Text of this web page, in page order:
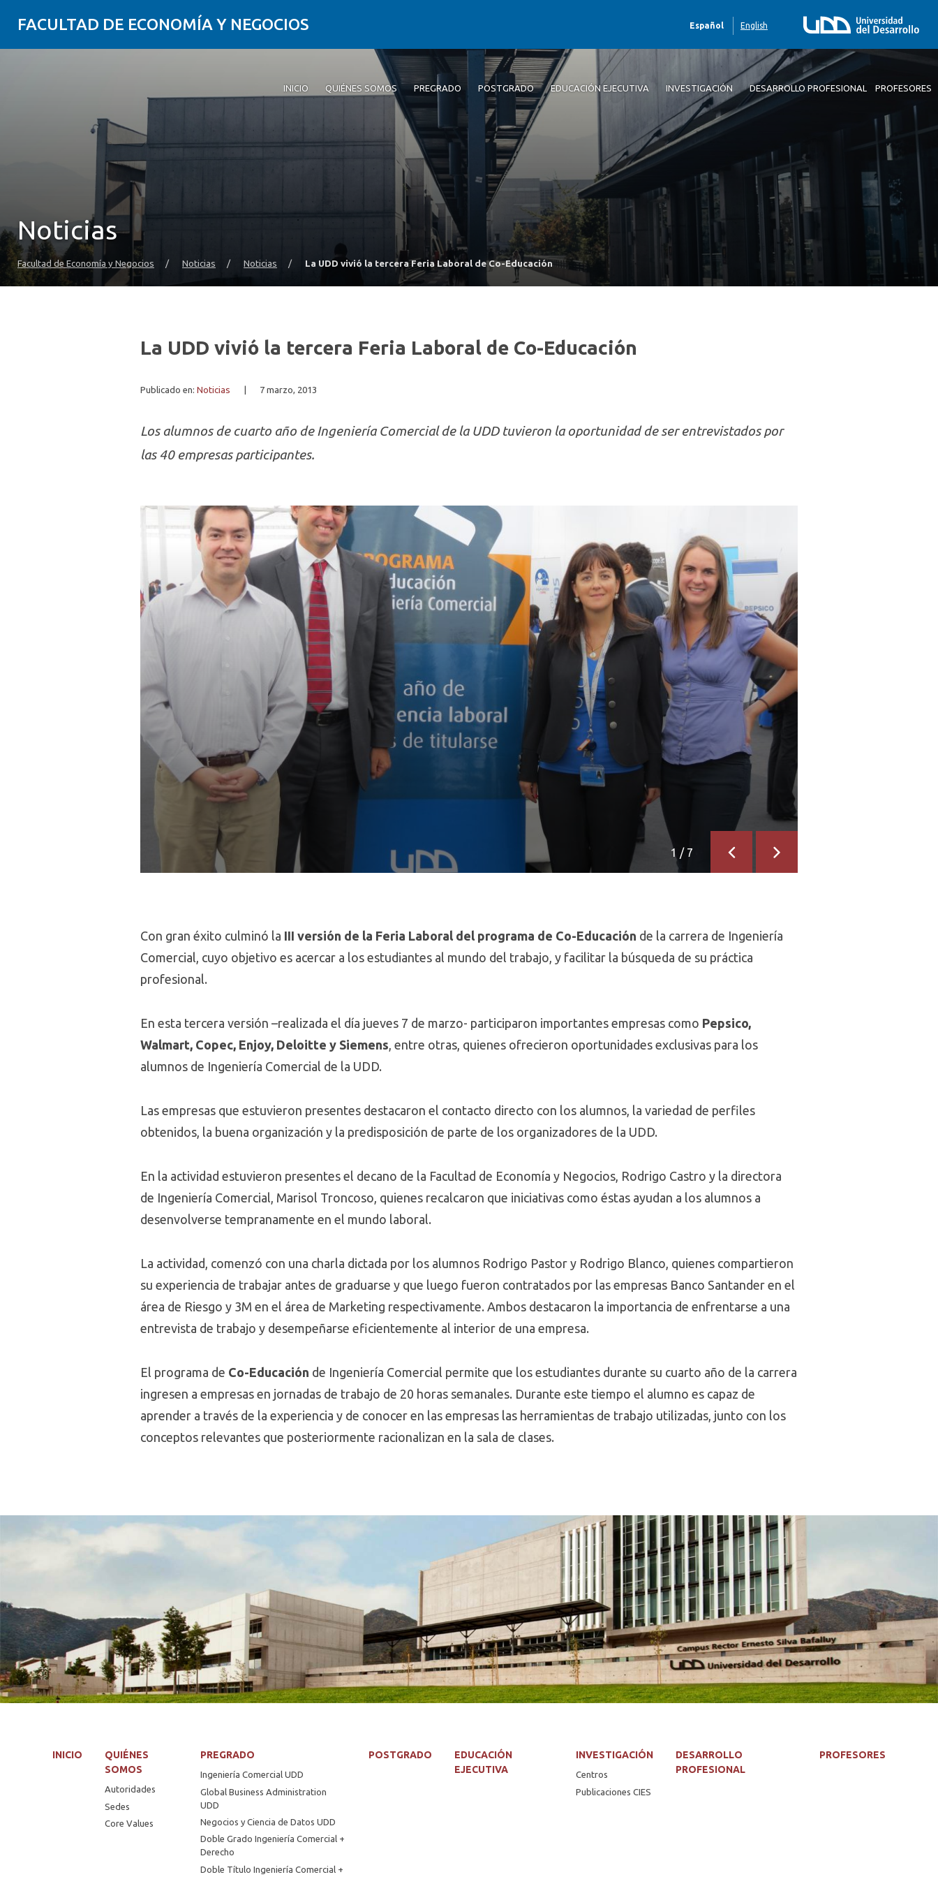
FACULTAD DE ECONOMÍA Y NEGOCIOS Español English
INICIO QUIÉNES SOMOS PREGRADO POSTGRADO EDUCACIÓN EJECUTIVA INVESTIGACIÓN DESARROLLO PROFESIONAL PROFESORES
Noticias
Facultad de Economía y Negocios / Noticias / Noticias / La UDD vivió la tercera Feria Laboral de Co-Educación
La UDD vivió la tercera Feria Laboral de Co-Educación
Publicado en: Noticias 7 marzo, 2013
Los alumnos de cuarto año de Ingeniería Comercial de la UDD tuvieron la oportunidad de ser entrevistados por
las 40 empresas participantes.
1 / 7
Anterior Siguiente
Con gran éxito culminó la III versión de la Feria Laboral del programa de Co-Educación de la carrera de Ingeniería
Comercial, cuyo objetivo es acercar a los estudiantes al mundo del trabajo, y facilitar la búsqueda de su práctica
profesional.
En esta tercera versión –realizada el día jueves 7 de marzo- participaron importantes empresas como Pepsico,
Walmart, Copec, Enjoy, Deloitte y Siemens, entre otras, quienes ofrecieron oportunidades exclusivas para los
alumnos de Ingeniería Comercial de la UDD.
Las empresas que estuvieron presentes destacaron el contacto directo con los alumnos, la variedad de perfiles
obtenidos, la buena organización y la predisposición de parte de los organizadores de la UDD.
En la actividad estuvieron presentes el decano de la Facultad de Economía y Negocios, Rodrigo Castro y la directora
de Ingeniería Comercial, Marisol Troncoso, quienes recalcaron que iniciativas como éstas ayudan a los alumnos a
desenvolverse tempranamente en el mundo laboral.
La actividad, comenzó con una charla dictada por los alumnos Rodrigo Pastor y Rodrigo Blanco, quienes compartieron
su experiencia de trabajar antes de graduarse y que luego fueron contratados por las empresas Banco Santander en el
área de Riesgo y 3M en el área de Marketing respectivamente. Ambos destacaron la importancia de enfrentarse a una
entrevista de trabajo y desempeñarse eficientemente al interior de una empresa.
El programa de Co-Educación de Ingeniería Comercial permite que los estudiantes durante su cuarto año de la carrera
ingresen a empresas en jornadas de trabajo de 20 horas semanales. Durante este tiempo el alumno es capaz de
aprender a través de la experiencia y de conocer en las empresas las herramientas de trabajo utilizadas, junto con los
conceptos relevantes que posteriormente racionalizan en la sala de clases.
INICIO
QUIÉNES
SOMOS
Autoridades
Sedes
Core Values
PREGRADO
Ingeniería Comercial UDD
Global Business Administration
UDD
Negocios y Ciencia de Datos UDD
Doble Grado Ingeniería Comercial +
Derecho
Doble Título Ingeniería Comercial +
POSTGRADO
EDUCACIÓN
EJECUTIVA
INVESTIGACIÓN
Centros
Publicaciones CIES
DESARROLLO
PROFESIONAL
PROFESORES